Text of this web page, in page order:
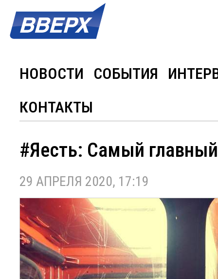
НОВОСТИ СОБЫТИЯ
КОНТАКТЫ
#Яесть: Самый
29 АПРЕЛЯ 2020, 17:19